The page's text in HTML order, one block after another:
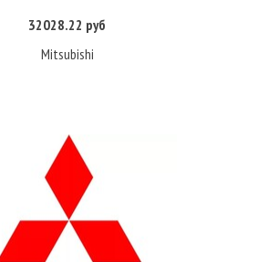
Купить
32028.22 руб
Mitsubishi